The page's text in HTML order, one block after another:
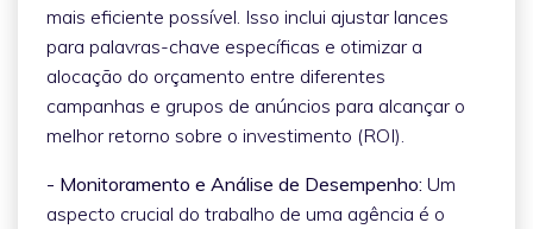
mais eficiente possível. Isso inclui ajustar lances
para palavras-chave específicas e otimizar a
alocação do orçamento entre diferentes
campanhas e grupos de anúncios para alcançar o
melhor retorno sobre o investimento (ROI).
- Monitoramento e Análise de Desempenho: Um
aspecto crucial do trabalho de uma agência é o